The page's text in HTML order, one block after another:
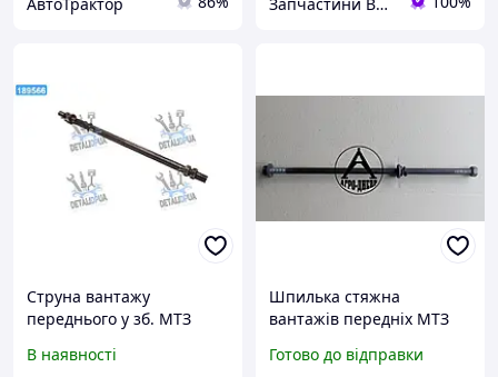
Струна вантажу
переднього у зб. МТЗ
4235015 UA1
В наявності
Шпилька стяжна
вантажів передніх МТЗ
Готово до відправки